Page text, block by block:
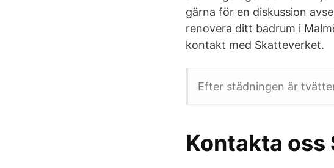
gärna för en diskussion
renovera ditt badrum i
kontakt med Skatteverket.
Efter städningen är
Kontakta